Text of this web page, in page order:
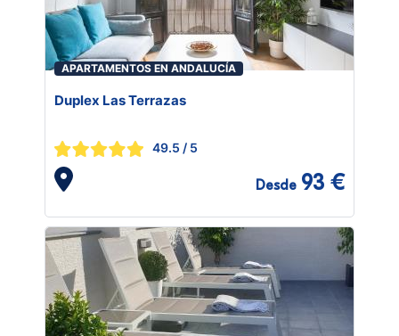
APARTAMENTOS EN ANDALUCÍA
Duplex Las Terrazas
49.5 / 5
Desde 93 €